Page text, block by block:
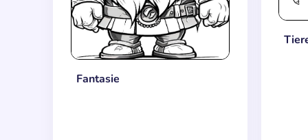
Fantasie